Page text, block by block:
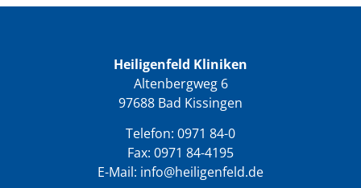
Heiligenfeld Kliniken
Altenbergweg 6
97688 Bad Kissingen
Telefon: 0971 84-0
Fax: 0971 84-4195
E-Mail: info@heiligenfeld.de